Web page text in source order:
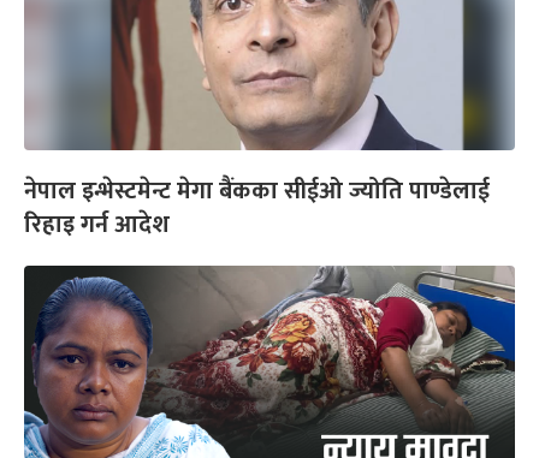
नेपाल इन्भेस्टमेन्ट मेगा बैंकका सीईओ ज्योति पाण्डेलाई
रिहाइ गर्न आदेश